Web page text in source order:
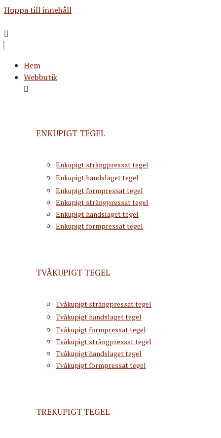
Hoppa till innehåll
Hem
Webbutik
ENKUPIGT TEGEL
Enkupigt strängpressat tegel
Enkupigt handslaget tegel
Enkupigt formpressat tegel
Enkupigt strängpressat tegel
Enkupigt handslaget tegel
Enkupigt formpressat tegel
TVÅKUPIGT TEGEL
Tvåkupigt strängpressat tegel
Tvåkupigt handslaget tegel
Tvåkupigt formpressat tegel
Tvåkupigt strängpressat tegel
Tvåkupigt handslaget tegel
Tvåkupigt formpressat tegel
TREKUPIGT TEGEL